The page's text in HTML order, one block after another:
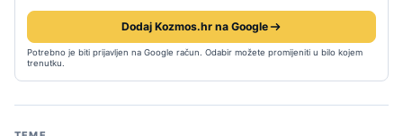
Dodaj Kozmos.hr na Google
Potrebno je biti prijavljen na Google račun. Odabir možete promijeniti u bilo kojem
trenutku.